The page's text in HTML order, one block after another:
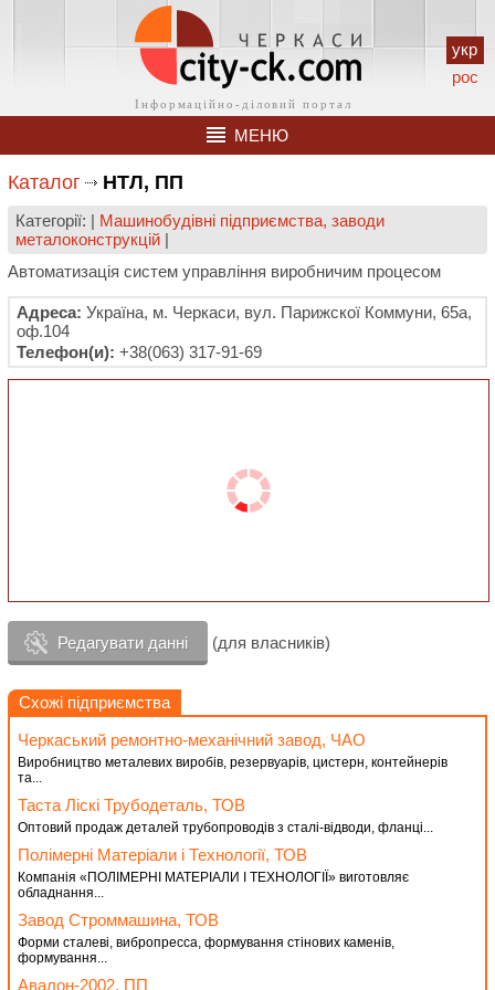
укр
рос
МЕНЮ
Каталог НТЛ, ПП
Категорії: | Машинобудівні підприємства, заводи
металоконструкцій |
Автоматизація систем управління виробничим процесом
Адреса: Україна, м. Черкаси, вул. Парижскої Коммуни, 65а,
оф.104
Телефон(и): +38(063) 317-91-69
Редагувати данні (для власників)
Схожі підприємства
Черкаський ремонтно-механічний завод, ЧАО
Виробництво металевих виробів, резервуарів, цистерн, контейнерів
та...
Таста Ліскі Трубодеталь, ТОВ
Оптовий продаж деталей трубопроводів з сталі-відводи, фланці...
Полімерні Матеріали і Технології, ТОВ
Компанія «ПОЛІМЕРНІ МАТЕРІАЛИ І ТЕХНОЛОГІЇ» виготовляє
обладнання...
Завод Строммашина, ТОВ
Форми сталеві, вибропресса, формування стінових каменів,
формування...
Авалон-2002, ПП